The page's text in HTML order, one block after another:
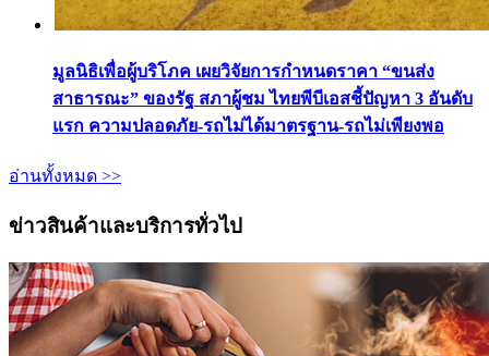
มูลนิธิเพื่อผู้บริโภค เผยวิจัยการกำหนดราคา “ขนส่ง
สาธารณะ” ของรัฐ สภาผู้ชม ไทยพีบีเอสชี้ปัญหา 3 อันดับ
แรก ความปลอดภัย-รถไม่ได้มาตรฐาน-รถไม่เพียงพอ
อ่านทั้งหมด >>
ข่าวสินค้าและบริการทั่วไป